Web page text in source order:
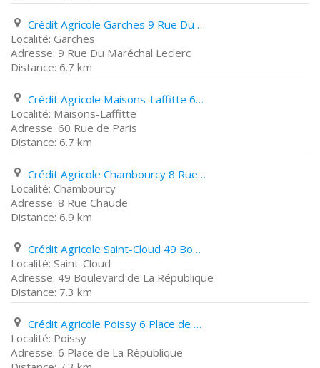
Crédit Agricole Garches 9 Rue Du Maréchal Leclerc
Garches
9 Rue Du Maréchal Leclerc
6.7 km
Crédit Agricole Maisons-Laffitte 60 Rue de Paris
Maisons-Laffitte
60 Rue de Paris
6.7 km
Crédit Agricole Chambourcy 8 Rue Chaude
Chambourcy
8 Rue Chaude
6.9 km
Crédit Agricole Saint-Cloud 49 Boulevard de La République
Saint-Cloud
49 Boulevard de La République
7.3 km
Crédit Agricole Poissy 6 Place de La République
Poissy
6 Place de La République